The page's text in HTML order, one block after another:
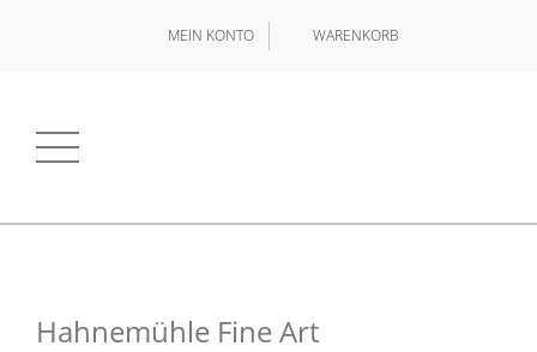
MEIN KONTO WARENKORB
Hahnemühle Fine Art